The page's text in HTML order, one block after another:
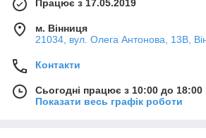
Працює з 17.05.2019
м. Вінниця
21034, вул. Олега Антонова, 13В,
Контакти
Сьогодні працює з 10:00 до 18:00
Показати весь графік роботи